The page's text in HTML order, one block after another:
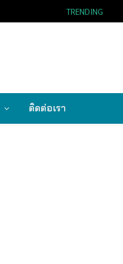
TRENDING
ติดต่อเรา